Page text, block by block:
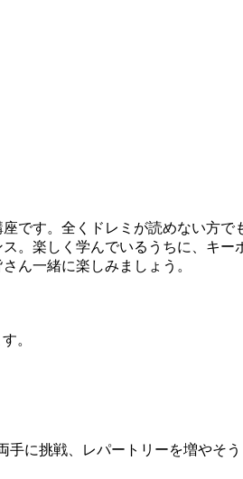
す。全くドレミが読めない方
。楽しく学んでいるうちに、キ
ん一緒に楽しみましょう。
。
に挑戦、レパートリーを増やそう